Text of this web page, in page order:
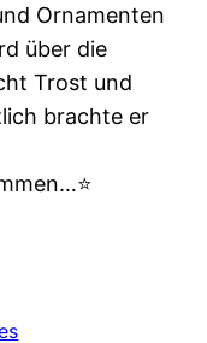
Ornamenten
über die
Trost und
brachte er